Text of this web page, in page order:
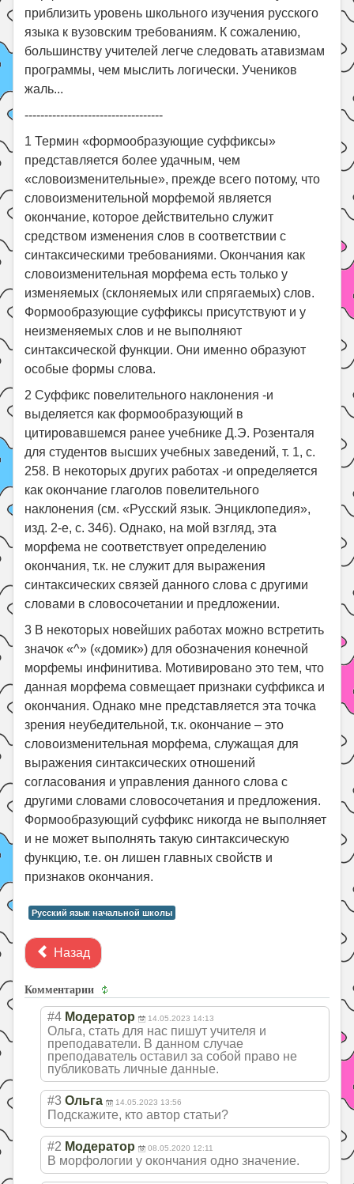
приблизить уровень школьного изучения русского
языка к вузовским требованиям. К сожалению,
большинству учителей легче следовать атавизмам
программы, чем мыслить логически. Учеников
жаль...
-----------------------------------
1 Термин «формообразующие суффиксы»
представляется более удачным, чем
«словоизменительные», прежде всего потому, что
словоизменительной морфемой является
окончание, которое действительно служит
средством изменения слов в соответствии с
синтаксическими требованиями. Окончания как
словоизменительная морфема есть только у
изменяемых (склоняемых или спрягаемых) слов.
Формообразующие суффиксы присутствуют и у
неизменяемых слов и не выполняют
синтаксической функции. Они именно образуют
особые формы слова.
2 Суффикс повелительного наклонения -и
выделяется как формообразующий в
цитировавшемся ранее учебнике Д.Э. Розенталя
для студентов высших учебных заведений, т. 1, с.
258. В некоторых других работах -и определяется
как окончание глаголов повелительного
наклонения (см. «Русский язык. Энциклопедия»,
изд. 2-е, с. 346). Однако, на мой взгляд, эта
морфема не соответствует определению
окончания, т.к. не служит для выражения
синтаксических связей данного слова с другими
словами в словосочетании и предложении.
3 В некоторых новейших работах можно встретить
значок «^» («домик») для обозначения конечной
морфемы инфинитива. Мотивировано это тем, что
данная морфема совмещает признаки суффикса и
окончания. Однако мне представляется эта точка
зрения неубедительной, т.к. окончание – это
словоизменительная морфема, служащая для
выражения синтаксических отношений
согласования и управления данного слова с
другими словами словосочетания и предложения.
Формообразующий суффикс никогда не выполняет
и не может выполнять такую синтаксическую
функцию, т.е. он лишен главных свойств и
признаков окончания.
Русский язык начальной школы
Назад
Комментарии
#4 Модератор 14.05.2023 14:13
Ольга, стать для нас пишут учителя и
преподаватели. В данном случае
преподаватель оставил за собой право не
публиковать личные данные.
#3 Ольга 14.05.2023 13:56
Подскажите, кто автор статьи?
#2 Модератор 08.05.2020 12:11
В морфологии у окончания одно значение.